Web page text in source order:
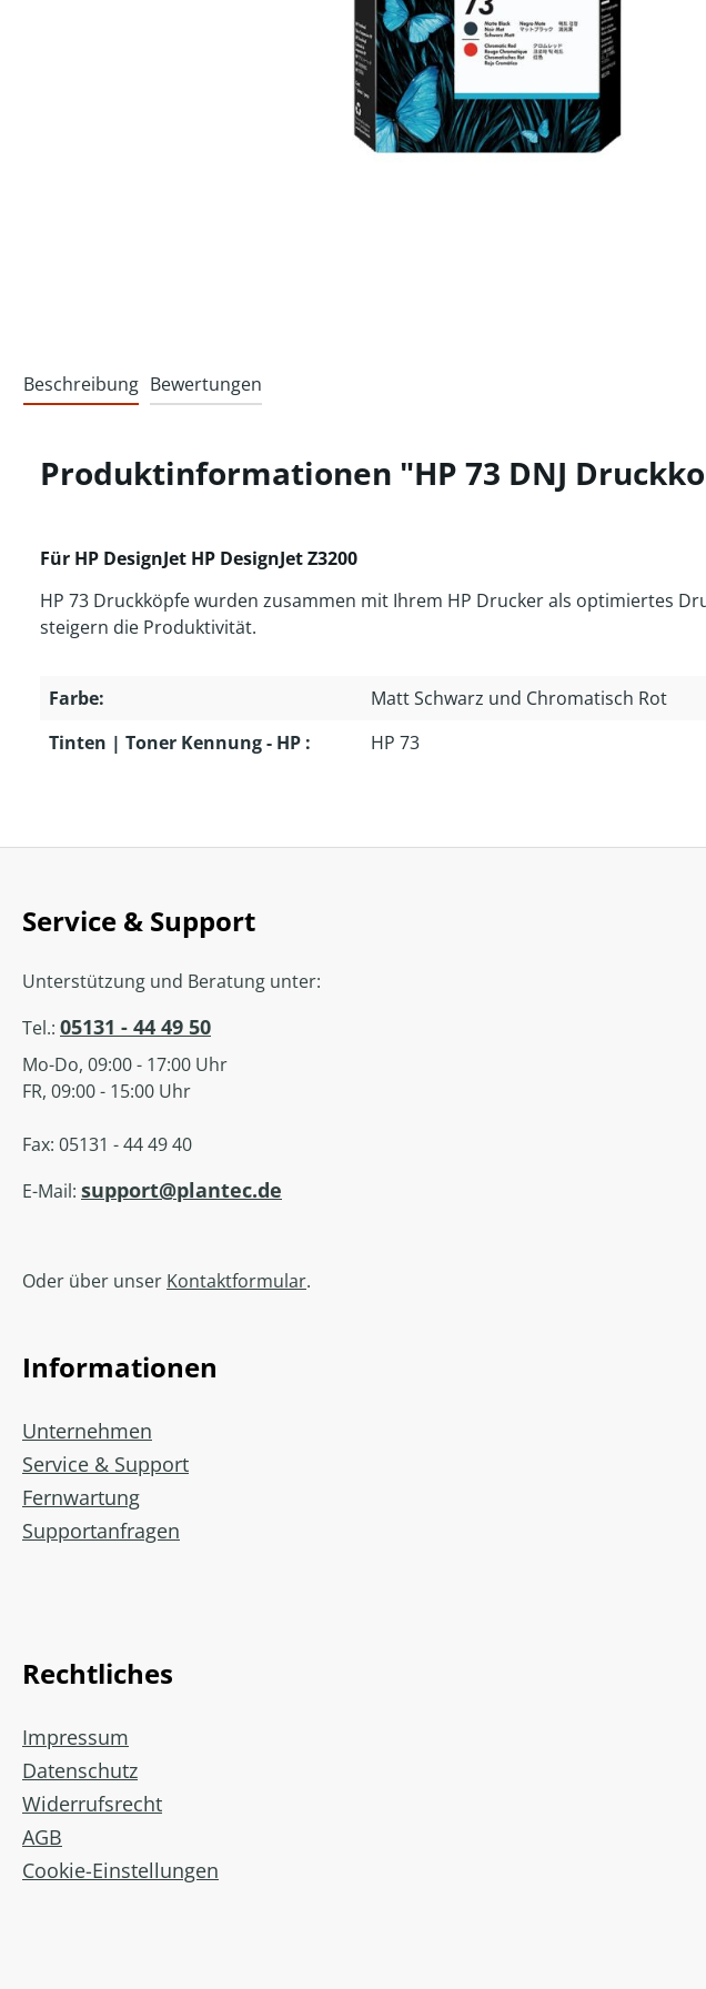
Beschreibung Bewertungen
Produktinformationen "HP 73 DNJ
Für HP DesignJet HP DesignJet Z3200
HP 73 Druckköpfe wurden zusammen mit Ihrem HP Drucker als optimiertes
steigern die Produktivität.
Farbe:
Matt Schwarz und Chromatisch Rot
Tinten | Toner Kennung - HP :
HP 73
Service & Support
Unterstützung und Beratung unter:
Tel.: 05131 - 44 49 50
Mo-Do, 09:00 - 17:00 Uhr
FR, 09:00 - 15:00 Uhr
Fax: 05131 - 44 49 40
E-Mail: support@plantec.de
Oder über unser Kontaktformular.
Informationen
Unternehmen
Service & Support
Fernwartung
Supportanfragen
Rechtliches
Impressum
Datenschutz
Widerrufsrecht
AGB
Cookie-Einstellungen